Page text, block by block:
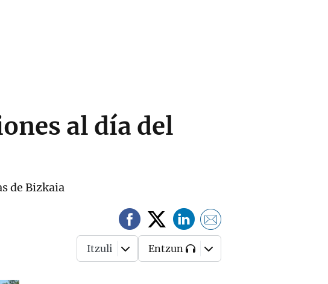
al día del
de Bizkaia
Itzuli Entzun